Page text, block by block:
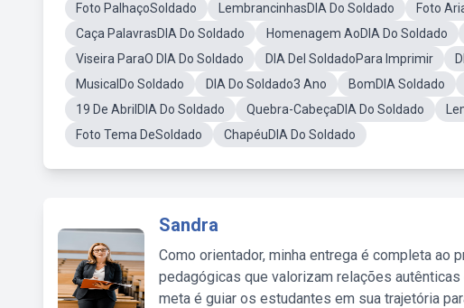
Foto PalhaçoSoldado
LembrancinhasDIA Do Soldado Foto
Caça PalavrasDIA Do Soldado
Homenagem AoDIA Do Soldado
Viseira ParaO DIA Do Soldado
DIA Del SoldadoPara Imprimir
MusicalDo Soldado
DIA Do Soldado3 Ano BomDIA Soldado
19 De AbrilDIA Do Soldado
Quebra-CabeçaDIA Do Soldado
Foto Tema DeSoldado
ChapéuDIA Do Soldado
Sandra
Como orientador, minha entrega é completa
pedagógicas que valorizam relações
meta é guiar os estudantes em sua trajetória